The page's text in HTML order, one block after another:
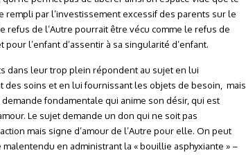
rempli par l’investissement excessif des parents sur le
refus de l’Autre pourrait être vécu comme le refus de
l’enfant d’assentir à sa singularité d’enfant.
dans leur trop plein répondent au sujet en lui
des soins et en lui fournissant les objets de besoin, mais
fondamentale qui anime son désir, qui est
Le sujet demande un don qui ne soit pas
mais signe d’amour de l’Autre pour elle. On peut
en administrant la « bouillie asphyxiante » –